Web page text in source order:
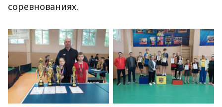
соревнованиях.